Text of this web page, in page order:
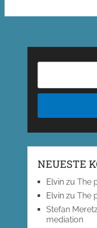
NEUESTE
Elvinzu The
Elvinzu The
Stefan
mediation